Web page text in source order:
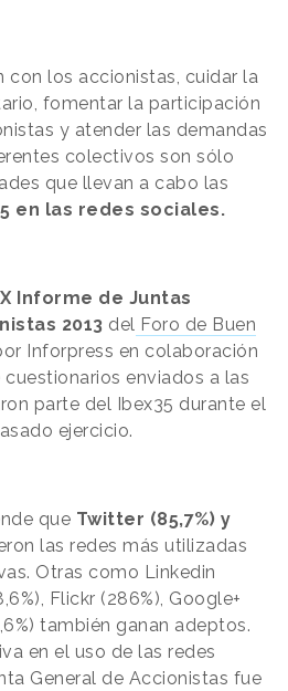
con los accionistas, cuidar la
fomentar la participación
y atender las demandas
colectivos son sólo
que llevan a cabo las
en las redes sociales.
Informe de Juntas
2013 del Foro de Buen
Inforpress en colaboración
enviados a las
parte del Ibex35 durante el
ejercicio.
que Twitter (85,7%) y
las redes más utilizadas
Otras como Linkedin
Flickr (286%), Google+
también ganan adeptos.
en el uso de las redes
General de Accionistas fue